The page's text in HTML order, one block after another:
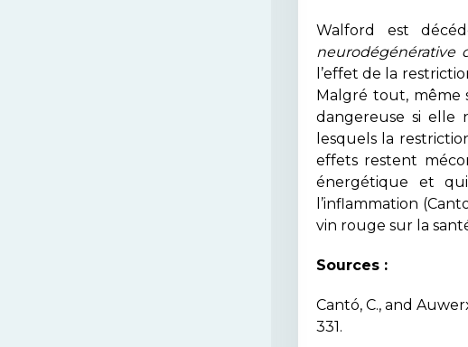
Walford est
neurodégénérative
l’effet de la
Malgré tout, même
dangereuse si elle
lesquels la
effets restent
énergétique et
l’inflammation
vin rouge sur la
Sources :
Cantó, C., and
331.